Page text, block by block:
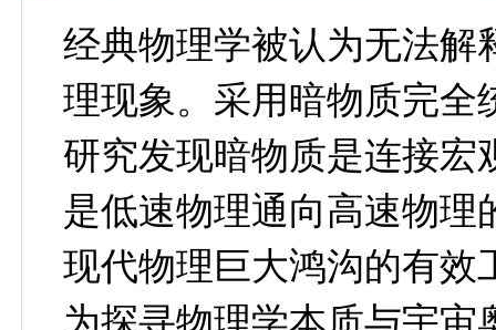
经典物理学被认为无法解
理现象。采用暗物质完全
研究发现暗物质是连接宏
是低速物理通向高速物理
现代物理巨大鸿沟的有效
为探寻物理学本质与宇宙